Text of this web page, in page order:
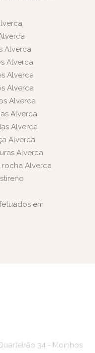
Alverca
Alverca
Alverca
Alverca
Alverca
Alverca
Alverca
Alverca
Alverca
rocha Alverca
34 - Moinhos